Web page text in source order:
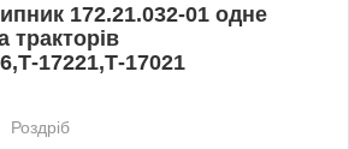
172.21.032-01 одне
тракторів
17221,Т-17021
Роздріб